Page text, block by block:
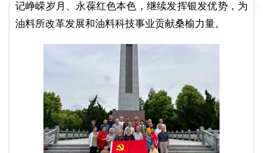
记峥嵘岁月、永葆红色本色，继续发挥银发优势，为
油料所改革发展和油料科技事业贡献桑榆力量。